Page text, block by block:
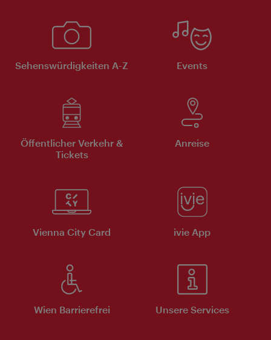
Sehenswürdigkeiten A-Z Events
Öffentlicher Verkehr &
Tickets
Anreise
Vienna City Card ivie App
Wien Barrierefrei Unsere Services